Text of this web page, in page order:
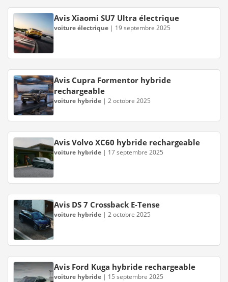
Avis Xiaomi SU7 Ultra électrique
voiture électrique | 19 septembre 2025
Avis Cupra Formentor hybride
rechargeable
voiture hybride | 2 octobre 2025
Avis Volvo XC60 hybride rechargeable
voiture hybride | 17 septembre 2025
Avis DS 7 Crossback E-Tense
voiture hybride | 2 octobre 2025
Avis Ford Kuga hybride rechargeable
voiture hybride | 15 septembre 2025